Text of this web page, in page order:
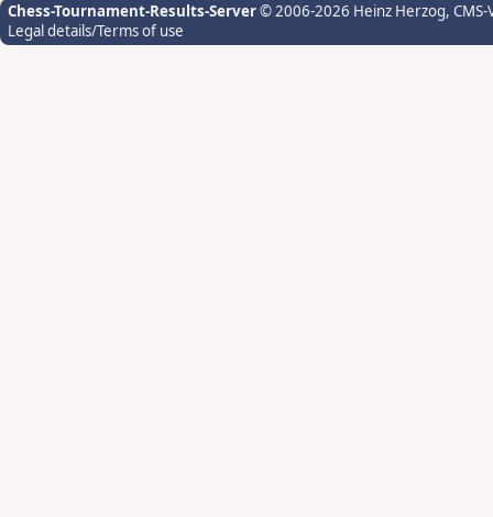
Chess-Tournament-Results-Server© 2006-2026 Heinz Herzog,
Legal details/Terms of use